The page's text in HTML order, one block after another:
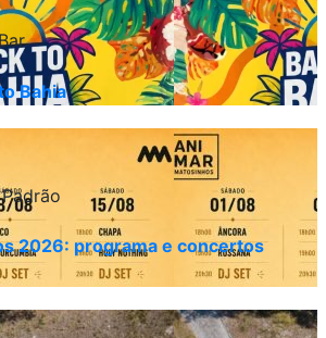
Bahia
2026: programa e concertos